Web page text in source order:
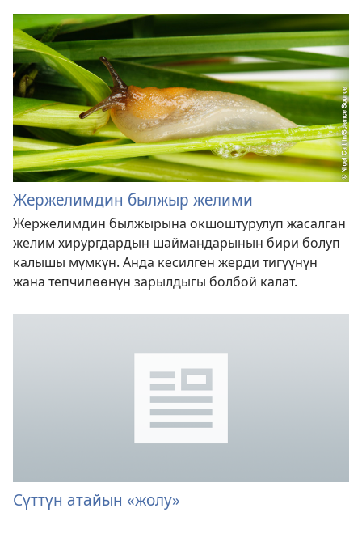
Жержелимдин былжыр желими
Жержелимдин былжырына окшоштурулуп жасалган
желим хирургдардын шаймандарынын бири болуп
калышы мүмкүн. Анда кесилген жерди тигүүнүн
жана тепчилөөнүн зарылдыгы болбой калат.
Сүттүн атайын «жолу»